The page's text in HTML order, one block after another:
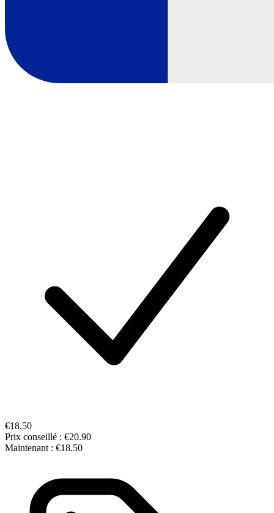
€18.50
Prix conseillé : €20.90
Maintenant : €18.50